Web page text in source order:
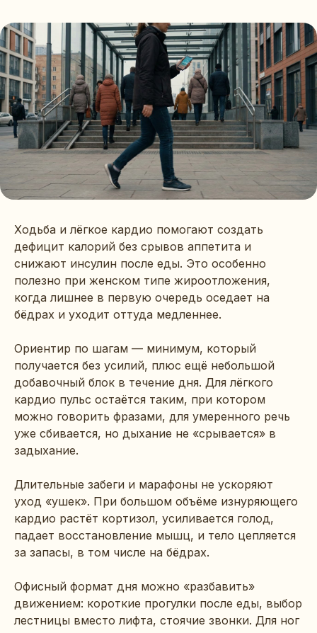
Ходьба и лёгкое кардио помогают создать
дефицит калорий без срывов аппетита и
снижают инсулин после еды. Это особенно
полезно при женском типе жироотложения,
когда лишнее в первую очередь оседает на
бёдрах и уходит оттуда медленнее.
Ориентир по шагам — минимум, который
получается без усилий, плюс ещё небольшой
добавочный блок в течение дня. Для лёгкого
кардио пульс остаётся таким, при котором
можно говорить фразами, для умеренного речь
уже сбивается, но дыхание не «срывается» в
задыхание.
Длительные забеги и марафоны не ускоряют
уход «ушек». При большом объёме изнуряющего
кардио растёт кортизол, усиливается голод,
падает восстановление мышц, и тело цепляется
за запасы, в том числе на бёдрах.
Офисный формат дня можно «разбавить»
движением: короткие прогулки после еды, выбор
лестницы вместо лифта, стоячие звонки. Для ног